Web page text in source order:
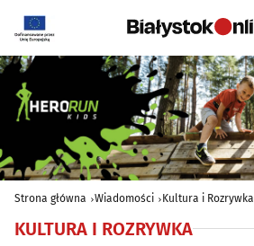
Strona główna Wiadomości Kultura i Rozrywka
KULTURA I ROZRYWKA